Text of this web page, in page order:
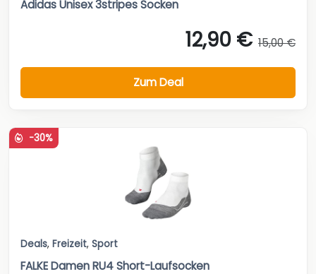
Adidas Unisex 3stripes Socken
12,90 € 15,00 €
Zum Deal
-30%
Deals, Freizeit, Sport
FALKE Damen RU4 Short-Laufsocken